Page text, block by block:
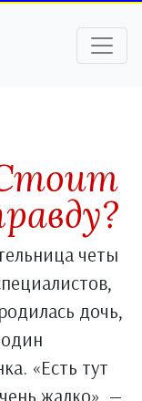
четы
дочь,
«Есть тут
жалко», —